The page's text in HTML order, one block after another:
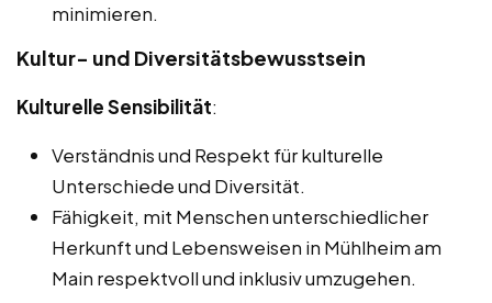
minimieren.
Kultur- und Diversitätsbewusstsein
Kulturelle Sensibilität:
Verständnis und Respekt für kulturelle
Unterschiede und Diversität.
Fähigkeit, mit Menschen unterschiedlicher
Herkunft und Lebensweisen in Mühlheim am
Main respektvoll und inklusiv umzugehen.